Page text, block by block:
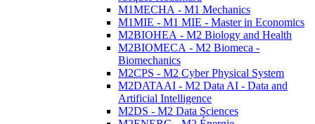
M1MECHA - M1 Mechanics
M1MIE - M1 MIE - Master in Economics
M2BIOHEA - M2 Biology and Health
M2BIOMECA - M2 Biomeca -
Biomechanics
M2CPS - M2 Cyber Physical System
M2DATAAI - M2 Data AI - Data and
Artificial Intelligence
M2DS - M2 Data Sciences